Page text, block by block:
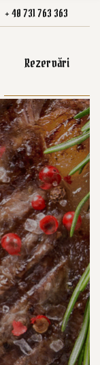
+ 40 731 763 363
Rezervări